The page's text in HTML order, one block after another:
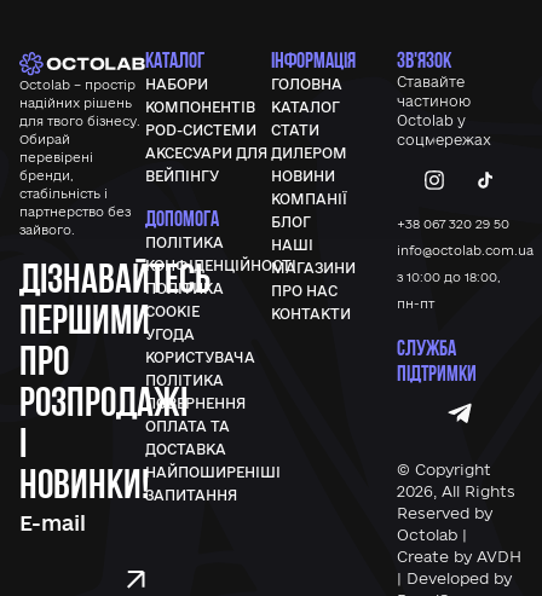
Octolab – простір
надійних рішень
для твого бізнесу.
Обирай
перевірені
бренди,
стабільність і
партнерство без
зайвого.
Дізнавайтесь
першими
про
розпродажі
і
новинки!
КАТАЛОГ
НАБОРИ
КОМПОНЕНТІВ
POD-СИСТЕМИ
АКСЕСУАРИ ДЛЯ
ВЕЙПІНГУ
ДОПОМОГА
ПОЛІТИКА
КОНФІДЕНЦІЙНОСТІ
ПОЛІТИКА
COOKIE
УГОДА
КОРИСТУВАЧА
ПОЛІТИКА
ПОВЕРНЕННЯ
ОПЛАТА ТА
ДОСТАВКА
НАЙПОШИРЕНІШІ
ЗАПИТАННЯ
ІНФОРМАЦІЯ
ГОЛОВНА
КАТАЛОГ
СТАТИ
ДИЛЕРОМ
НОВИНИ
КОМПАНІЇ
БЛОГ
НАШІ
МАГАЗИНИ
ПРО НАС
КОНТАКТИ
ЗВ'ЯЗОК
Ставайте
частиною
Octolab у
соцмережах
+38 067 320 29 50
info@octolab.com.ua
з 10:00 до 18:00,
пн-пт
СЛУЖБА
ПІДТРИМКИ
© Copyright
2026, All Rights
Reserved by
Octolab |
Create by AVDH
| Developed by